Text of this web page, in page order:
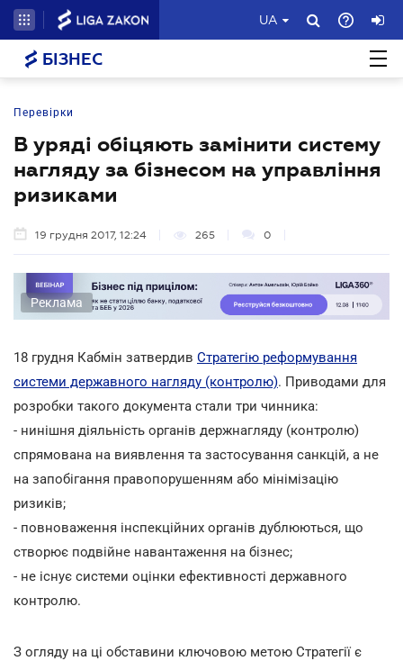
UA
БІЗНЕС
Перевірки
В уряді обіцяють замінити систему
нагляду за бізнесом на управління
ризиками
19 грудня 2017, 12:24 265 0
Реклама
18 грудня Кабмін затвердив Стратегію реформування
системи державного нагляду (контролю). Приводами для
розробки такого документа стали три чинника:
- нинішня діяльність органів держнагляду (контролю)
спрямована на виявлення та застосування санкцій, а не
на запобігання правопорушенням або мінімізацію
ризиків;
- повноваження інспекційних органів дублюються, що
створює подвійне навантаження на бізнес;
- не існує системи оцінки ефективності державного
контролю.
З огляду на ці обставини ключовою метою Стратегії є